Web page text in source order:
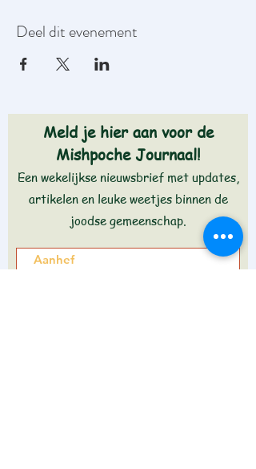
Deel dit evenement
Meld je hier aan voor de
Mishpoche Journaal!
Een wekelijkse nieuwsbrief met updates,
artikelen en leuke weetjes binnen de
joodse gemeenschap.